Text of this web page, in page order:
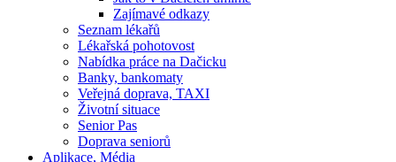
Zajímavé odkazy
Seznam lékařů
Lékařská pohotovost
Nabídka práce na Dačicku
Banky, bankomaty
Veřejná doprava, TAXI
Životní situace
Senior Pas
Doprava seniorů
Aplikace, Média